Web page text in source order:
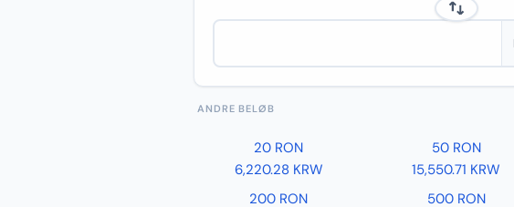
ANDRE BELØB
20 RON
6,220.28 KRW
50 RON
15,550.71 KRW
200 RON
500 RON